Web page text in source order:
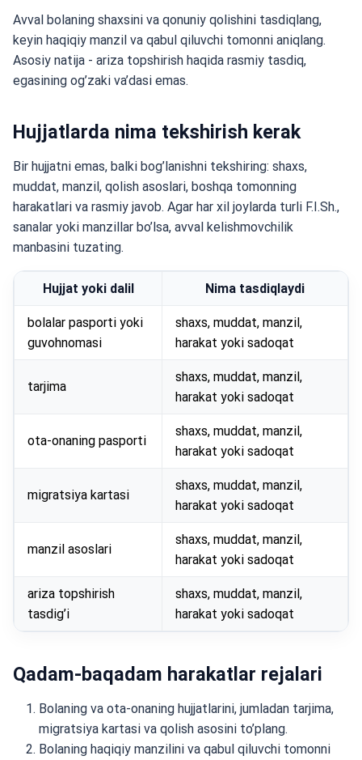
Avval bolaning shaxsini va qonuniy qolishini tasdiqlang,
keyin haqiqiy manzil va qabul qiluvchi tomonni aniqlang.
Asosiy natija - ariza topshirish haqida rasmiy tasdiq,
egasining og’zaki va’dasi emas.
Hujjatlarda nima tekshirish kerak
Bir hujjatni emas, balki bog’lanishni tekshiring: shaxs,
muddat, manzil, qolish asoslari, boshqa tomonning
harakatlari va rasmiy javob. Agar har xil joylarda turli F.I.Sh.,
sanalar yoki manzillar bo’lsa, avval kelishmovchilik
manbasini tuzating.
Hujjat yoki dalil Nima tasdiqlaydi
bolalar pasporti yoki
guvohnomasi
shaxs, muddat, manzil,
harakat yoki sadoqat
tarjima
shaxs, muddat, manzil,
harakat yoki sadoqat
ota-onaning pasporti
shaxs, muddat, manzil,
harakat yoki sadoqat
migratsiya kartasi
shaxs, muddat, manzil,
harakat yoki sadoqat
manzil asoslari
shaxs, muddat, manzil,
harakat yoki sadoqat
ariza topshirish
tasdig’i
shaxs, muddat, manzil,
harakat yoki sadoqat
Qadam-baqadam harakatlar rejalari
Bolaning va ota-onaning hujjatlarini, jumladan tarjima,
migratsiya kartasi va qolish asosini to’plang.
Bolaning haqiqiy manzilini va qabul qiluvchi tomonni